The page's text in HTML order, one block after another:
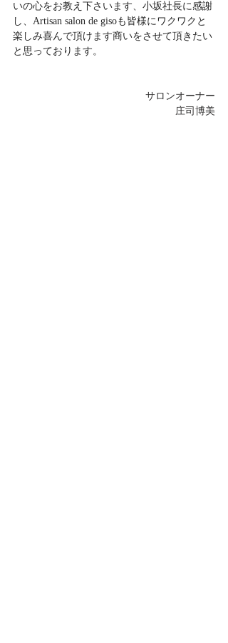
いの心をお教え下さいます、小坂社長に感謝
し、Artisan salon de gisoも皆様にワクワクと
楽しみ喜んで頂けます商いをさせて頂きたい
と思っております。
サロンオーナー
庄司博美